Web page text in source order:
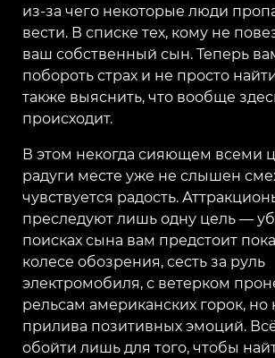
из-за чего некоторые люди
вести. В списке тех, кому не
ваш собственный сын. Теперь
побороть страх и не просто
также выяснить, что вообще
происходит.
В этом некогда сияющем всеми
радуги месте уже не слышен
чувствуется радость.
преследуют лишь одну цель —
поисках сына вам предстоит
колесе обозрения, сесть за руль
электромобиля, с ветерком
рельсам американских горок, но
прилива позитивных эмоций.
обойти лишь для того, чтобы